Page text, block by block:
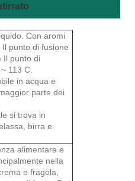
Con aromi
punto di fusione
Il punto di
113 C.
in acqua e
parte dei
si trova in
birra e
alimentare e
nella
e fragola,